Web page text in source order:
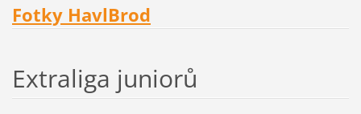
Fotky HavlBrod
Extraliga juniorů